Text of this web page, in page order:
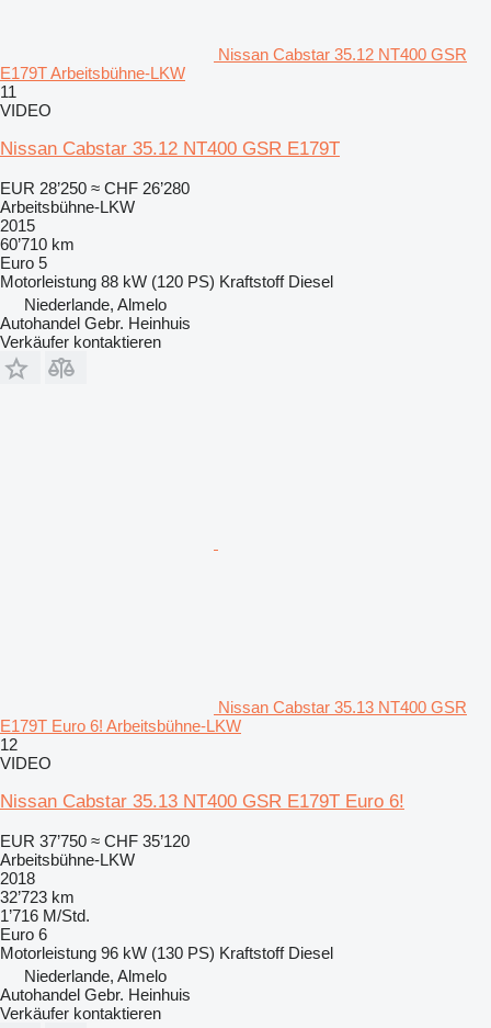
Nissan Cabstar 35.12 NT400 GSR
E179T Arbeitsbühne-LKW
11
VIDEO
Nissan Cabstar 35.12 NT400 GSR E179T
EUR 28’250 ≈ CHF 26’280
Arbeitsbühne-LKW
2015
60’710 km
Euro 5
Motorleistung 88 kW (120 PS) Kraftstoff Diesel
Niederlande, Almelo
Autohandel Gebr. Heinhuis
Verkäufer kontaktieren
Nissan Cabstar 35.13 NT400 GSR
E179T Euro 6! Arbeitsbühne-LKW
12
VIDEO
Nissan Cabstar 35.13 NT400 GSR E179T Euro 6!
EUR 37’750 ≈ CHF 35’120
Arbeitsbühne-LKW
2018
32’723 km
1’716 M/Std.
Euro 6
Motorleistung 96 kW (130 PS) Kraftstoff Diesel
Niederlande, Almelo
Autohandel Gebr. Heinhuis
Verkäufer kontaktieren